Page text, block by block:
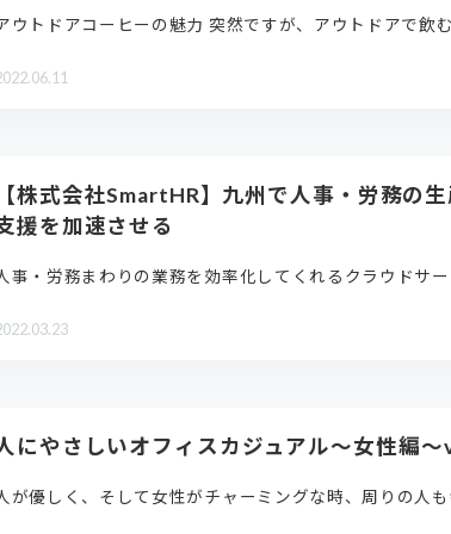
ウトドアコーヒーの魅力 突然ですが、アウトドアで飲
【株式会社SmartHR】九州で人事・労務の
援を加速させる
事・労務まわりの業務を効率化してくれるクラウドサ
にやさしいオフィスカジュアル～女性編
が優しく、そして女性がチャーミングな時、周りの人